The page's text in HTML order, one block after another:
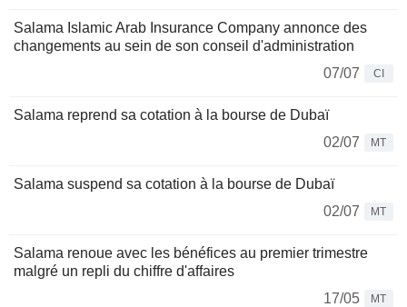
Salama Islamic Arab Insurance Company annonce des
changements au sein de son conseil d'administration
07/07
CI
Salama reprend sa cotation à la bourse de Dubaï
02/07
MT
Salama suspend sa cotation à la bourse de Dubaï
02/07
MT
Salama renoue avec les bénéfices au premier trimestre
malgré un repli du chiffre d'affaires
17/05
MT